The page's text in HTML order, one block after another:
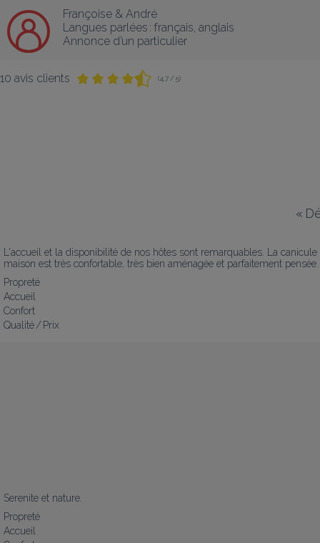
Françoise & André
Langues parlées : français, anglais
Annonce d’un particulier
10 avis clients (4,7 / 5)
«
L'accueil et la disponibilité de nos hôtes sont remarquables. La
maison est très confortable, très bien aménagée et parfaitement
Propreté
Accueil
Confort
Qualité / Prix
Serenite et nature.
Propreté
Accueil